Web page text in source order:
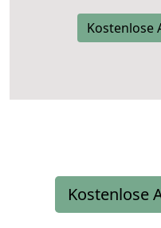
Kostenlose
Kostenlose